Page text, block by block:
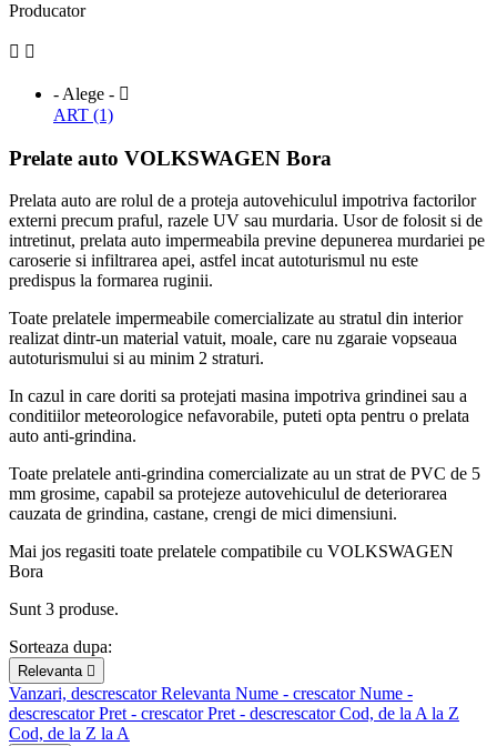
Producator
 
- Alege - 
ART (1)
Prelate auto VOLKSWAGEN Bora
Prelata auto are rolul de a proteja autovehiculul impotriva factorilor
externi precum praful, razele UV sau murdaria. Usor de folosit si de
intretinut, prelata auto impermeabila previne depunerea murdariei pe
caroserie si infiltrarea apei, astfel incat autoturismul nu este
predispus la formarea ruginii.
Toate prelatele impermeabile comercializate au stratul din interior
realizat dintr-un material vatuit, moale, care nu zgaraie vopseaua
autoturismului si au minim 2 straturi.
In cazul in care doriti sa protejati masina impotriva grindinei sau a
conditiilor meteorologice nefavorabile, puteti opta pentru o prelata
auto anti-grindina.
Toate prelatele anti-grindina comercializate au un strat de PVC de 5
mm grosime, capabil sa protejeze autovehiculul de deteriorarea
cauzata de grindina, castane, crengi de mici dimensiuni.
Mai jos regasiti toate prelatele compatibile cu VOLKSWAGEN
Bora
Sunt 3 produse.
Sorteaza dupa:
Relevanta 
Vanzari, descrescatorRelevanta Nume - crescatorNume -
descrescatorPret - crescatorPret - descrescatorCod, de la A la Z
Cod, de la Z la A